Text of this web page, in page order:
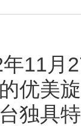
月27
优美
独具